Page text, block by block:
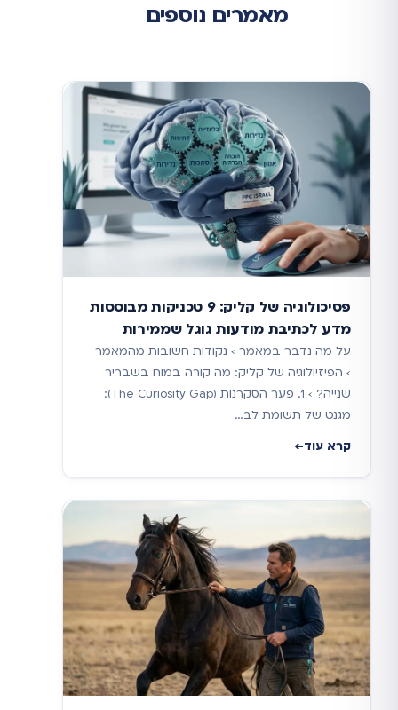
מאמרים נוספים
פסיכולוגיה של קליק: 9 טכניקות מבוססות
מדע לכתיבת מודעות גוגל שממירות
על מה נדבר במאמר › נקודות חשובות מהמאמר
› הפיזיולוגיה של קליק: מה קורה במוח בשבריר
שנייה? › 1. פער הסקרנות (The Curiosity Gap):
מגנט של תשומת לב…
קרא עוד